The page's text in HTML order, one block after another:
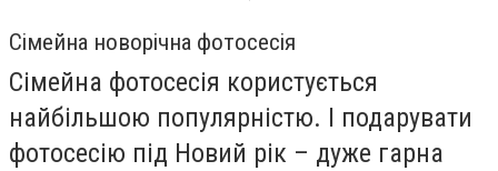
Сімейна новорічна фотосесія
Сімейна фотосесія користується
найбільшою популярністю. І подарувати
фотосесію під Новий рік – дуже гарна